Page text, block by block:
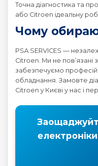
Точна діагностика та
або Citroen ідеальну
Чому
PSA.SERVICES —
Citroen. Ми не пов’язані
забезпечуємо
обладнання. Замовте
Citroen у Києві у нас і